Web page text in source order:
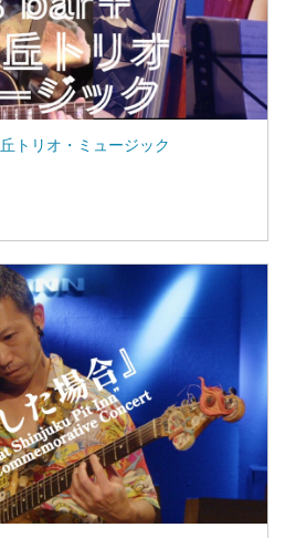
トリオ・ミュージック